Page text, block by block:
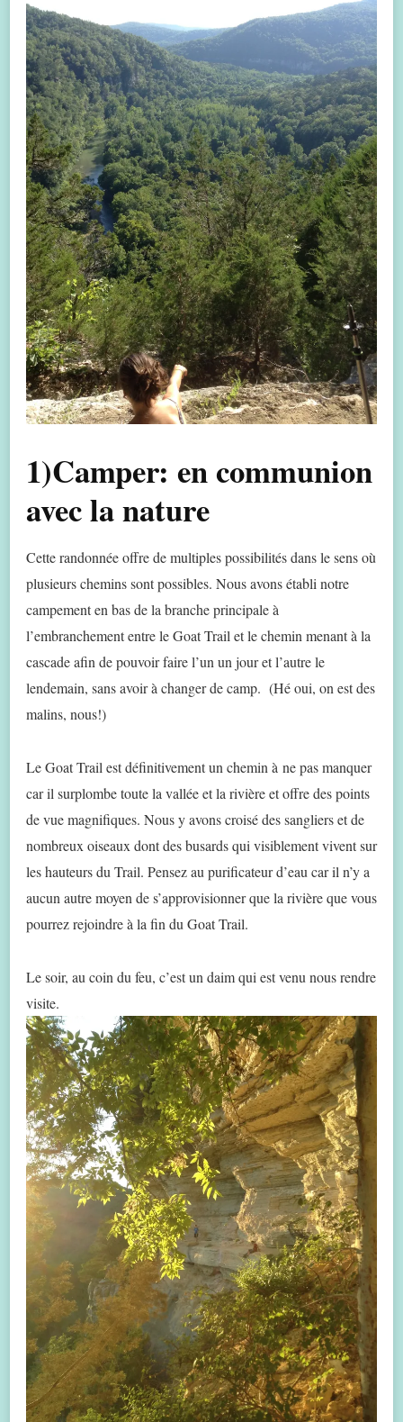
1)Camper: en communion
avec la nature
Cette randonnée offre de multiples possibilités dans le sens où
plusieurs chemins sont possibles. Nous avons établi notre
campement en bas de la branche principale à
l’embranchement entre le Goat Trail et le chemin menant à la
cascade afin de pouvoir faire l’un un jour et l’autre le
lendemain, sans avoir à changer de camp. (Hé oui, on est des
malins, nous!)
Le Goat Trail est définitivement un chemin à ne pas manquer
car il surplombe toute la vallée et la rivière et offre des points
de vue magnifiques. Nous y avons croisé des sangliers et de
nombreux oiseaux dont des busards qui visiblement vivent sur
les hauteurs du Trail. Pensez au purificateur d’eau car il n’y a
aucun autre moyen de s’approvisionner que la rivière que vous
pourrez rejoindre à la fin du Goat Trail.
Le soir, au coin du feu, c’est un daim qui est venu nous rendre
visite.